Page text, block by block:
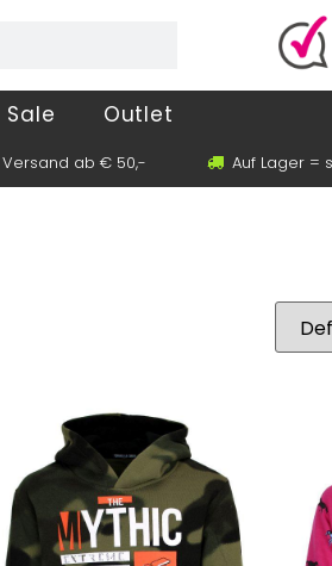
Sale Outlet
ab € 50,- Auf Lager =